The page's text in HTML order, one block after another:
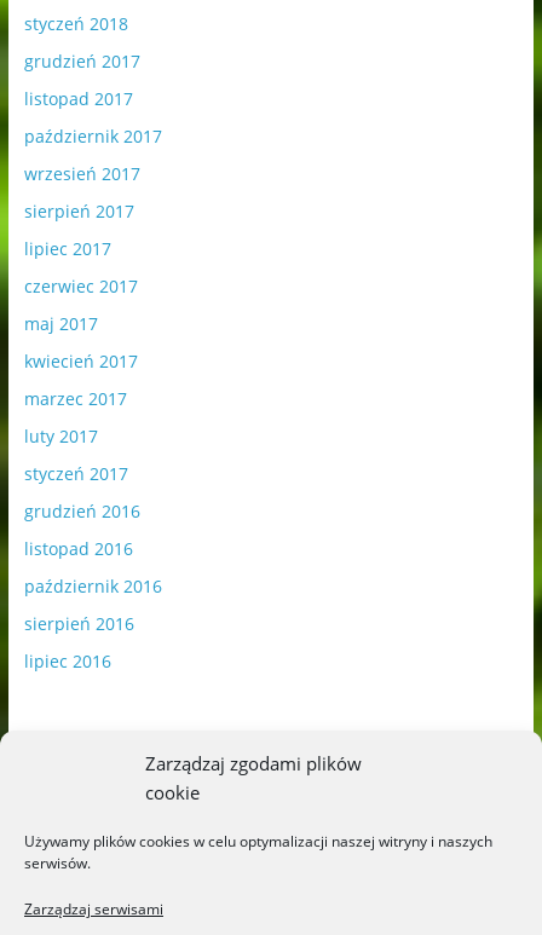
Zarządzaj zgodami plików
cookie
Używamy plików cookies w celu optymalizacji naszej witryny i naszych
serwisów.
Zarządzaj serwisami
styczeń 2018
grudzień 2017
listopad 2017
październik 2017
wrzesień 2017
sierpień 2017
lipiec 2017
czerwiec 2017
maj 2017
kwiecień 2017
marzec 2017
luty 2017
styczeń 2017
grudzień 2016
listopad 2016
październik 2016
sierpień 2016
lipiec 2016